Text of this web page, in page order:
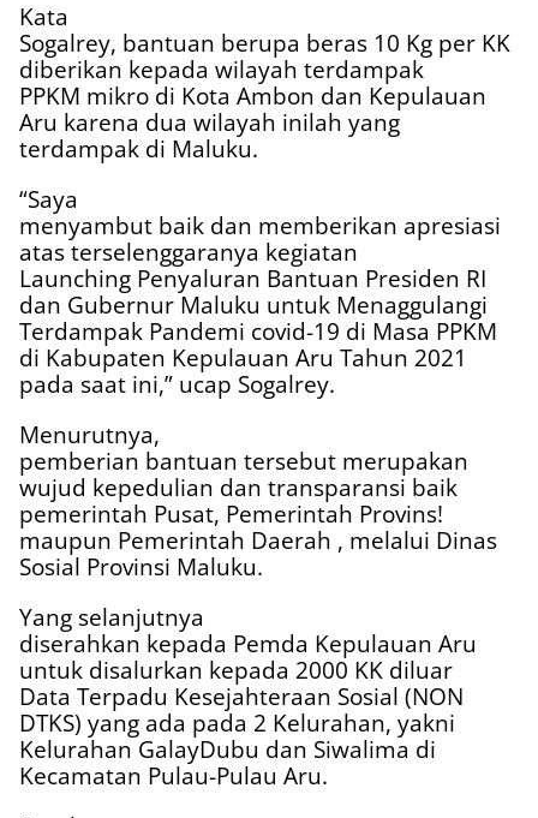
Kata
Sogalrey, bantuan berupa beras 10 Kg per KK
diberikan kepada wilayah terdampak
PPKM mikro di Kota Ambon dan Kepulauan
Aru karena dua wilayah inilah yang
terdampak di Maluku.
“Saya
menyambut baik dan memberikan apresiasi
atas terselenggaranya kegiatan
Launching Penyaluran Bantuan Presiden RI
dan Gubernur Maluku untuk Menaggulangi
Terdampak Pandemi covid-19 di Masa PPKM
di Kabupaten Kepulauan Aru Tahun 2021
pada saat ini,” ucap Sogalrey.
Menurutnya,
pemberian bantuan tersebut merupakan
wujud kepedulian dan transparansi baik
pemerintah Pusat, Pemerintah Provins!
maupun Pemerintah Daerah , melalui Dinas
Sosial Provinsi Maluku.
Yang selanjutnya
diserahkan kepada Pemda Kepulauan Aru
untuk disalurkan kepada 2000 KK diluar
Data Terpadu Kesejahteraan Sosial (NON
DTKS) yang ada pada 2 Kelurahan, yakni
Kelurahan GalayDubu dan Siwalima di
Kecamatan Pulau-Pulau Aru.